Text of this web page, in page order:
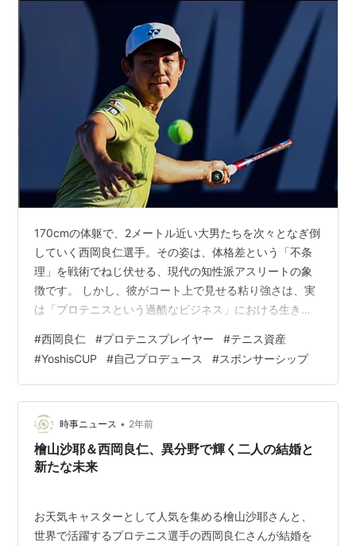
170cmの体躯で、2メートル近い大男たちを次々となぎ倒
していく西岡良仁選手。その姿は、体格差という「不条
理」を戦術でねじ伏せる、現代の知性派アスリートの象
徴です。 しかし、彼がコート上で見せる粘り強さは、実
は「プロテニスという過酷なビジネス」における生き残
地獄」と称されるツアーの世界で、彼はどのようにして
巨万の富を築き、日本テニス界の「顔」としての地位を
盤石にしているのか。 そこには、単なる賞金稼ぎの枠に
収まらない、緻密に計算された西岡流・自己プロデュー
ス術が存在します。 この記事では、西岡良仁選手の最新
の収益ポテンシャルから、スポンサー企…
#西岡良仁 #プロテニスプレイヤー #テニス資産
#YoshisCUP #自己プロデュース #スポンサーシップ
時事ニュース • 2年前
檜山沙耶＆西岡良仁、異分野で輝く二人の結婚と
新たな未来
お天気キャスターとして人気を集める檜山沙耶さんと、
世界で活躍するプロテニス選手の西岡良仁さんが結婚を